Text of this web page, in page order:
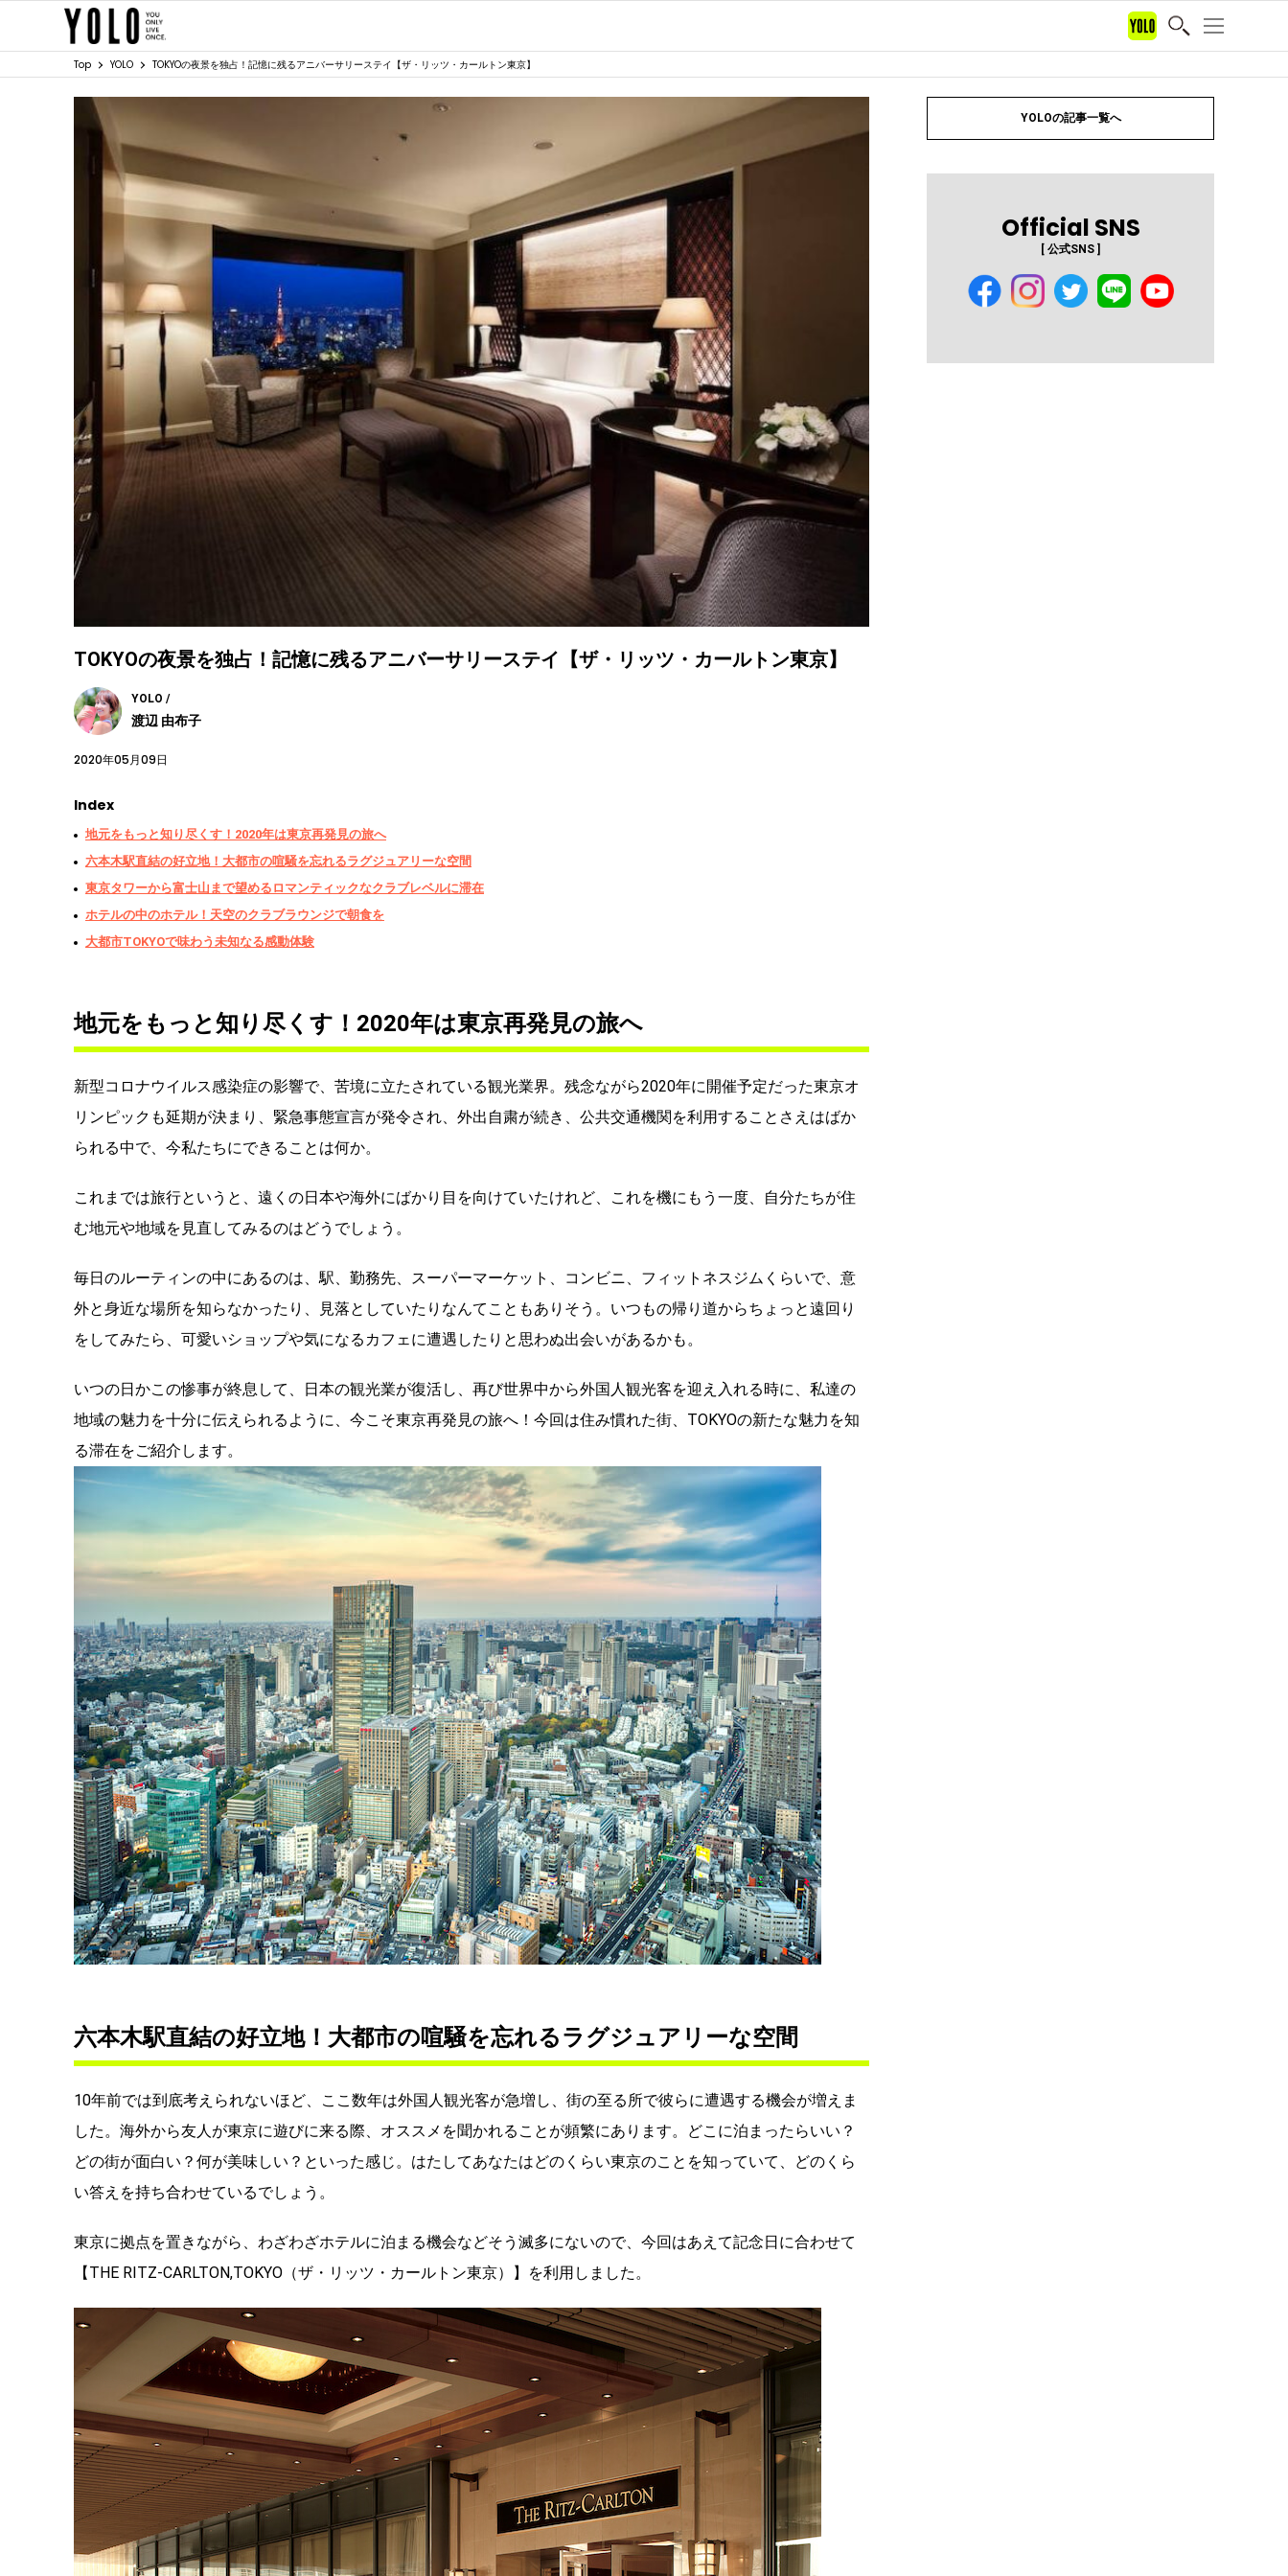
Top YOLO TOKYOの夜景を独占！記憶に残るアニバーサリーステイ【ザ・リッツ・カールトン東京】
TOKYOの夜景を独占！記憶に残るアニバーサリーステイ【ザ・リッツ・カールトン東京】
YOLO /
渡辺 由布子
2020年05月09日
Index
地元をもっと知り尽くす！2020年は東京再発見の旅へ
六本木駅直結の好立地！大都市の喧騒を忘れるラグジュアリーな空間
東京タワーから富士山まで望めるロマンティックなクラブレベルに滞在
ホテルの中のホテル！天空のクラブラウンジで朝食を
大都市TOKYOで味わう未知なる感動体験
地元をもっと知り尽くす！2020年は東京再発見の旅へ
新型コロナウイルス感染症の影響で、苦境に立たされている観光業界。残念ながら2020年に開催予定だった東京オ
リンピックも延期が決まり、緊急事態宣言が発令され、外出自粛が続き、公共交通機関を利用することさえはばか
られる中で、今私たちにできることは何か。
これまでは旅行というと、遠くの日本や海外にばかり目を向けていたけれど、これを機にもう一度、自分たちが住
む地元や地域を見直してみるのはどうでしょう。
毎日のルーティンの中にあるのは、駅、勤務先、スーパーマーケット、コンビニ、フィットネスジムくらいで、意
外と身近な場所を知らなかったり、見落としていたりなんてこともありそう。いつもの帰り道からちょっと遠回り
をしてみたら、可愛いショップや気になるカフェに遭遇したりと思わぬ出会いがあるかも。
いつの日かこの惨事が終息して、日本の観光業が復活し、再び世界中から外国人観光客を迎え入れる時に、私達の
地域の魅力を十分に伝えられるように、今こそ東京再発見の旅へ！今回は住み慣れた街、TOKYOの新たな魅力を知
る滞在をご紹介します。
六本木駅直結の好立地！大都市の喧騒を忘れるラグジュアリーな空間
10年前では到底考えられないほど、ここ数年は外国人観光客が急増し、街の至る所で彼らに遭遇する機会が増えま
した。海外から友人が東京に遊びに来る際、オススメを聞かれることが頻繁にあります。どこに泊まったらいい？
どの街が面白い？何が美味しい？といった感じ。はたしてあなたはどのくらい東京のことを知っていて、どのくら
い答えを持ち合わせているでしょう。
東京に拠点を置きながら、わざわざホテルに泊まる機会などそう滅多にないので、今回はあえて記念日に合わせて
【THE RITZ-CARLTON,TOKYO（ザ・リッツ・カールトン東京）】を利用しました。
YOLOの記事一覧へ
Official SNS
[ 公式SNS ]